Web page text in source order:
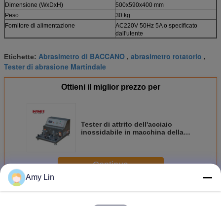
Dimensione (WxDxH)
500x590x400 mm
Peso
30 kg
Fornitore di alimentazione
AC220V 50Hz 5A o specificato
dall'utente
Etichette: Abrasimetro di BACCANO , abrasimetro rotatorio ,
Tester di abrasione Martindale
Ottieni il miglior prezzo per
Tester di attrito dell'acciaio
inossidabile in macchina della
Continua
PiùMacchina di prova di abrasione
Amy Lin